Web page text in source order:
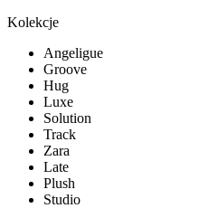
Kolekcje
Angeligue
Groove
Hug
Luxe
Solution
Track
Zara
Late
Plush
Studio